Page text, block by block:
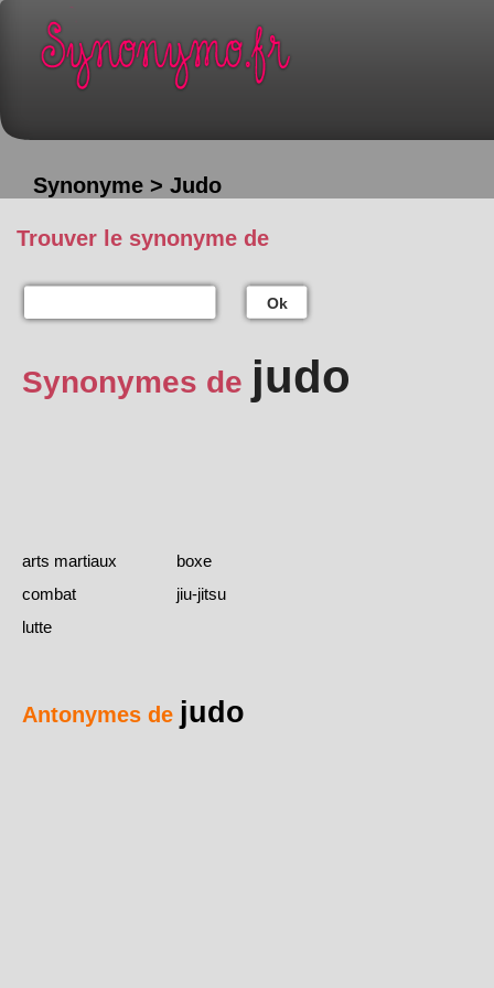
Synonyme > Judo
Trouver le synonyme de
Ok
Synonymes de judo
arts martiaux
boxe
combat
jiu-jitsu
lutte
Antonymes de judo